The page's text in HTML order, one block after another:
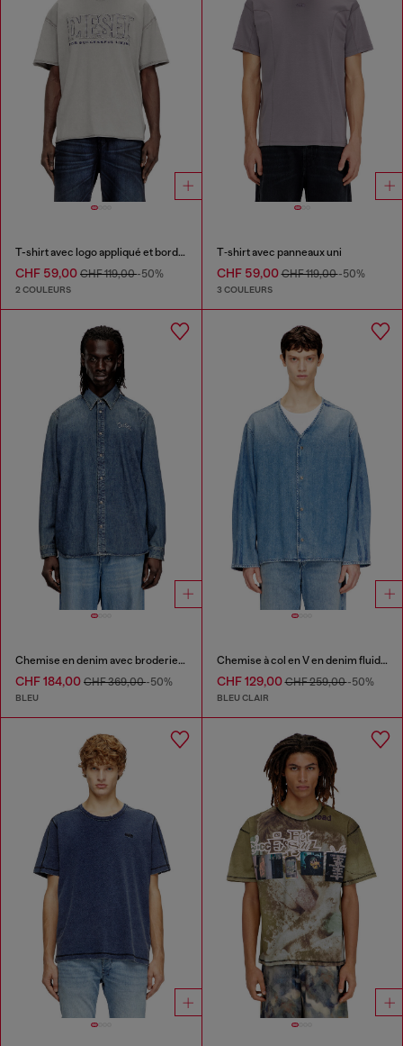
T-shirt avec logo appliqué et bord brut
CHF 59,00 CHF 119,00-50%
2 COULEURS
T‑shirt avec panneaux uni
CHF 59,00CHF 119,00-50%
3 COULEURS
Chemise en denim avec broderie au dos
CHF 184,00 CHF 369,00-50%
BLEU
Chemise à col en V en denim fluide à rayures
CHF 129,00CHF 259,00-50%
BLEU CLAIR